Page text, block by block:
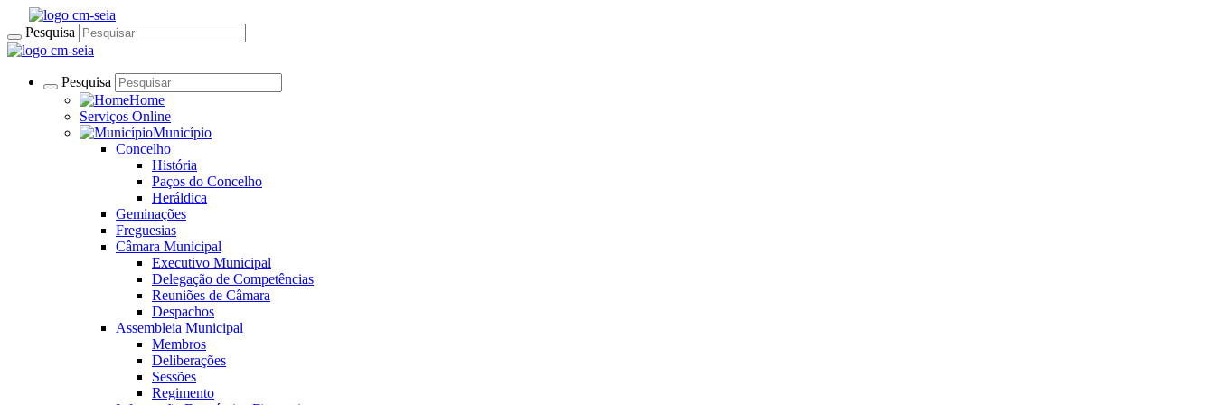
Pesquisa
Pesquisa
Home
Serviços Online
Município
Concelho
História
Paços do Concelho
Heráldica
Geminações
Freguesias
Câmara Municipal
Executivo Municipal
Delegação de Competências
Reuniões de Câmara
Despachos
Assembleia Municipal
Membros
Deliberações
Sessões
Regimento